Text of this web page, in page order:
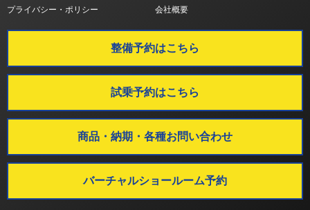
プライバシー・ポリシー
会社概要
整備予約はこちら
試乗予約はこちら
商品・納期・各種お問い合わせ
バーチャルショールーム予約